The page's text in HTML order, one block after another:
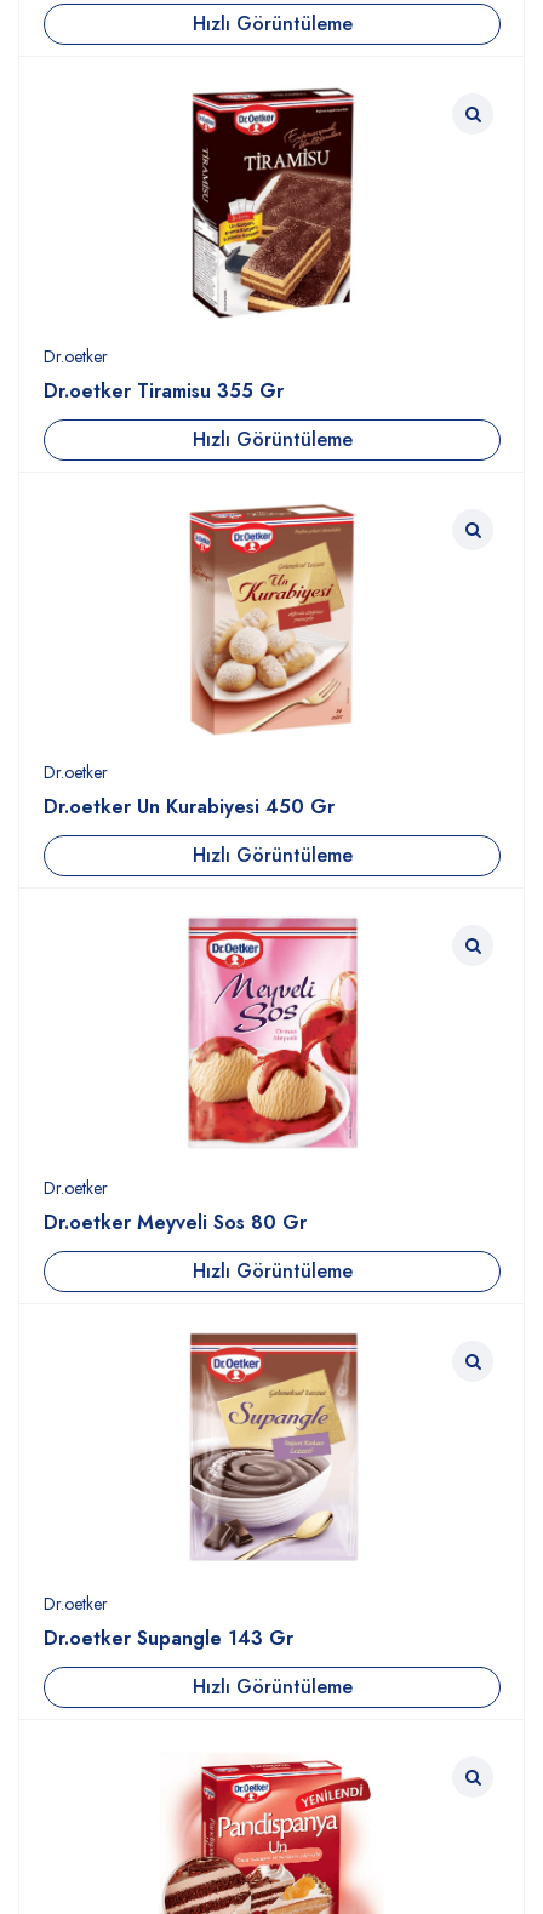
Hızlı Görüntüleme
Dr.oetker
Dr.oetker Tiramisu 355 Gr
Hızlı Görüntüleme
Dr.oetker
Dr.oetker Un Kurabiyesi 450 Gr
Hızlı Görüntüleme
Dr.oetker
Dr.oetker Meyveli Sos 80 Gr
Hızlı Görüntüleme
Dr.oetker
Dr.oetker Supangle 143 Gr
Hızlı Görüntüleme